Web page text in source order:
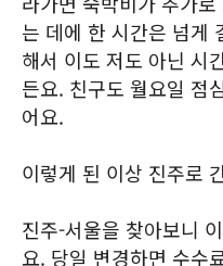
는 데에 한 시간은 넘게
해서 이도 저도 아닌 시
든요. 친구도 월요일 점
어요.
이렇게 된 이상 진주로
진주-서울을 찾아보니
요. 당일 변경하면 수수